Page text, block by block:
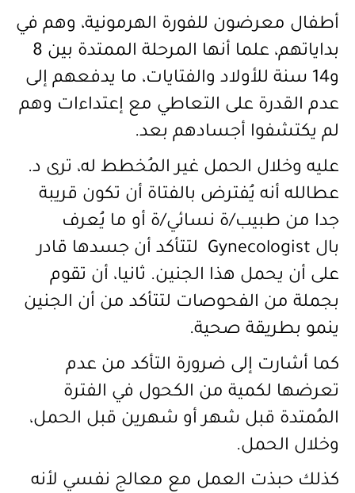
أطفال معرضون للفورة الهرمونية، وهم في
بداياتهم، علما أنها المرحلة الممتدة بين 8
و14 سنة للأولاد والفتايات، ما يدفعهم إلى
عدم القدرة على التعاطي مع إعتداءات وهم
لم يكتشفوا أجسادهم بعد.
عليه وخلال الحمل غير المُخطط له، ترى د.
عطالله أنه يُفترض بالفتاة أن تكون قريبة
جدا من طبيب/ة نسائي/ة أو ما يُعرف
بال Gynecologist
لتتأكد أن جسدها قادر
على أن يحمل هذا الجنين. ثانيا، أن تقوم
بجملة من الفحوصات لتتأكد من أن الجنين
ينمو بطريقة صحية.
كما أشارت إلى ضرورة التأكد من عدم
تعرضها لكمية من الكحول في الفترة
المُمتدة قبل شهر أو شهرين قبل الحمل،
وخلال الحمل.
كذلك حبذت العمل مع معالج نفسي لأنه